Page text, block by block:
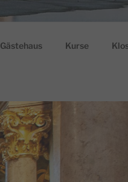
Gästehaus Kurse